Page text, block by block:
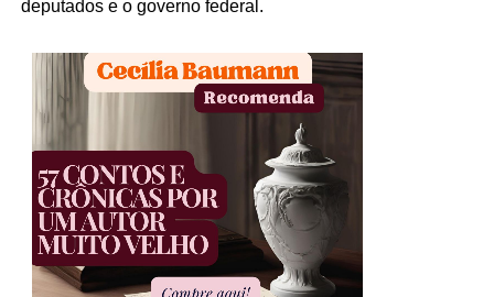
deputados e o governo federal.